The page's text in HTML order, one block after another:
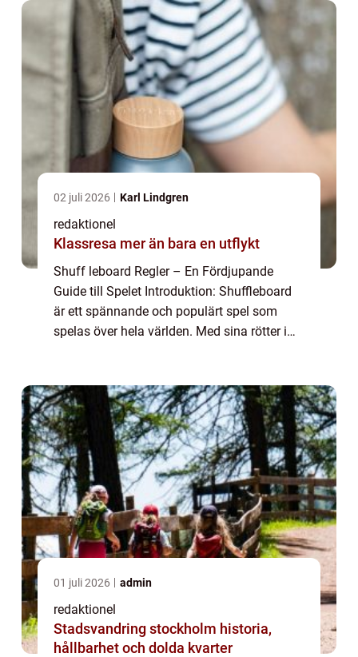
02 juli 2026 Karl Lindgren
redaktionel
Klassresa mer än bara en utflykt
Shuff leboard Regler – En Fördjupande
Guide till Spelet Introduktion: Shuffleboard
är ett spännande och populärt spel som
spelas över hela världen. Med sina rötter i
01 juli 2026 admin
redaktionel
Stadsvandring stockholm historia,
hållbarhet och dolda kvarter